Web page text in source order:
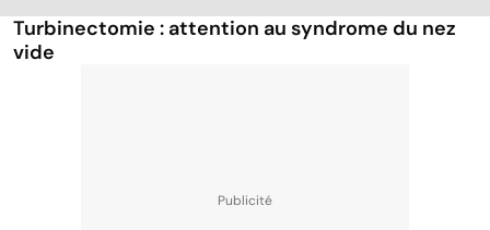
Turbinectomie : attention au syndrome du nez
vide